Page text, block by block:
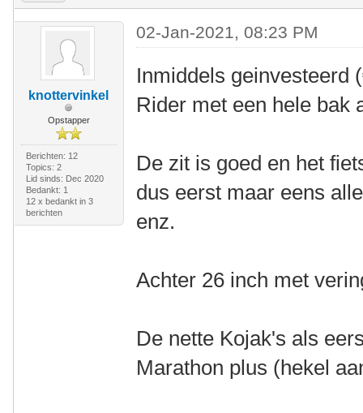
knottervinkel
Opstapper
Berichten: 12
Topics: 2
Lid sinds: Dec 2020
Bedankt: 1
12 x bedankt in 3
berichten
02-Jan-2021, 08:23 PM
Inmiddels geinvesteerd
Rider met een hele bak
De zit is goed en het
dus eerst maar eens
enz.
Achter 26 inch met
De nette Kojak's als
Marathon plus (hekel